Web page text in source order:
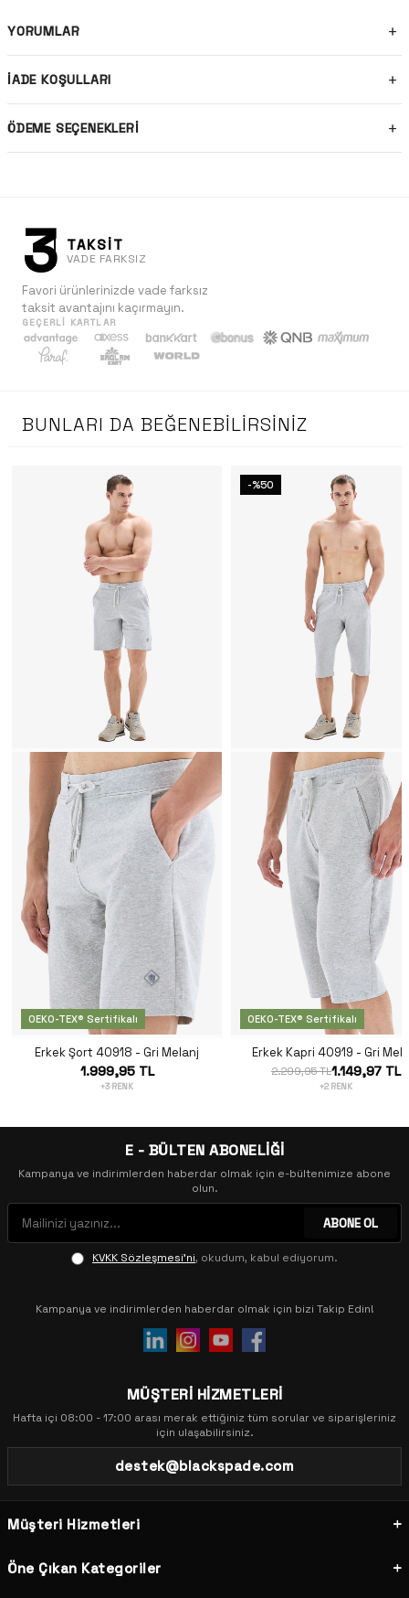
YORUMLAR
İADE KOŞULLARI
ÖDEME SEÇENEKLERI
3 TAKSİT
VADE FARKSIZ
Favori ürünlerinizde vade farksız
taksit avantajını kaçırmayın.
GEÇERLI KARTLAR
BUNLARI DA BEĞENEBILIRSINIZ
OEKO-TEX® Sertifikalı
Erkek Şort 40918 - Gri Melanj
1.999,95 TL
+3 RENK
-%50
OEKO-TEX® Sertifikalı
Erkek Kapri 40919 - Gri
2.299,95 TL1.149,97 TL
+2 RENK
E - BÜLTEN ABONELİĞİ
Kampanya ve indirimlerden haberdar olmak için e-bültenimize abone
olun.
ABONE OL
KVKK Sözleşmesi'ni, okudum, kabul ediyorum.
Kampanya ve indirimlerden haberdar olmak için bizi Takip Edin!
MÜŞTERİ HİZMETLERİ
Hafta içi 08:00 - 17:00 arası merak ettiğiniz tüm sorular ve siparişleriniz
için ulaşabilirsiniz.
destek@blackspade.com
Müşteri Hizmetleri
Öne Çıkan Kategoriler